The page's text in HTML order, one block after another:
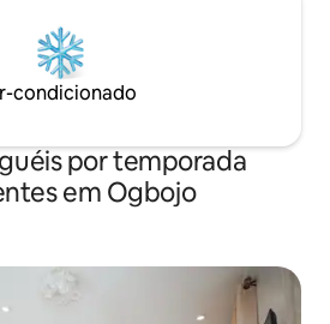
condicionado
por temporada
em Ogbojo